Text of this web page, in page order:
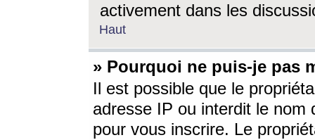
activement dans les
Haut
» Pourquoi ne puis-je pas
Il est possible que le
adresse IP ou interdit le nom
pour vous inscrire. Le